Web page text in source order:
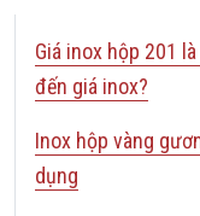
Giá inox hộp 201
đến giá inox?
Inox hộp vàng
dụng